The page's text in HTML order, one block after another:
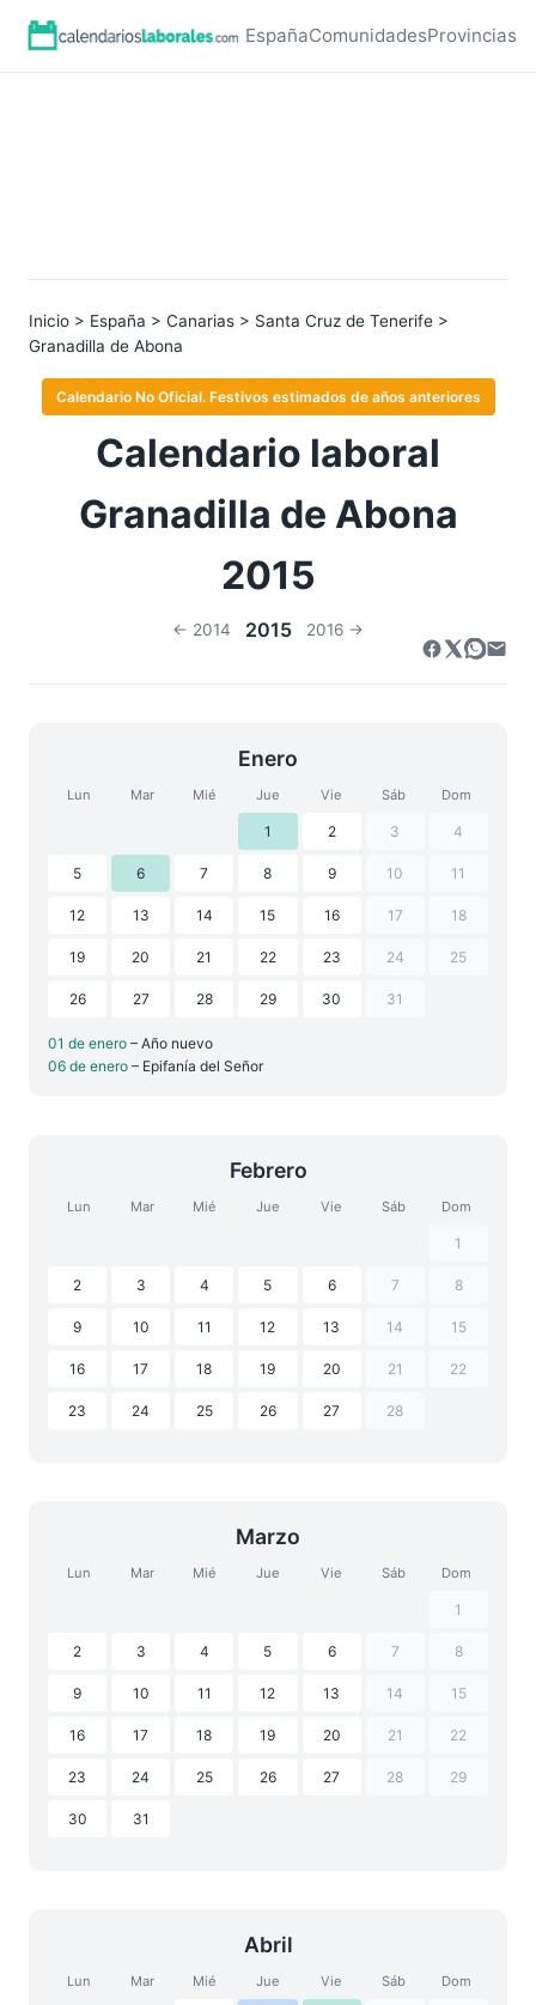
EspañaComunidadesProvincias
Inicio > España > Canarias > Santa Cruz de Tenerife >
Granadilla de Abona
Calendario No Oficial. Festivos estimados de años anteriores
Calendario laboral
Granadilla de Abona
2015
← 2014 2015 2016 →
Enero
Lun Mar Mié Jue Vie Sáb Dom
1 2 3 4
5 6 7 8 9 10 11
12 13 14 15 16 17 18
19 20 21 22 23 24 25
26 27 28 29 30 31
01 de enero – Año nuevo
06 de enero – Epifanía del Señor
Febrero
Lun Mar Mié Jue Vie Sáb Dom
1
2 3 4 5 6 7 8
9 10 11 12 13 14 15
16 17 18 19 20 21 22
23 24 25 26 27 28
Marzo
Lun Mar Mié Jue Vie Sáb Dom
1
2 3 4 5 6 7 8
9 10 11 12 13 14 15
16 17 18 19 20 21 22
23 24 25 26 27 28 29
30 31
Abril
Lun Mar Mié Jue Vie Sáb Dom